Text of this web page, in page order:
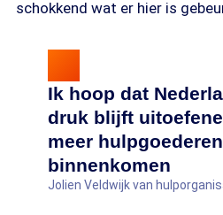
schokkend wat er hier is
Ik hoop dat
druk blijft
meer hulpgoederen
binnenkomen
Jolien Veldwijk van